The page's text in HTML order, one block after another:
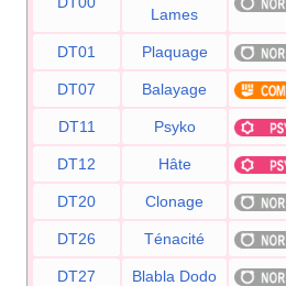
Lames
DT01 Plaquage
DT07 Balayage
DT11 Psyko
DT12 Hâte
DT20 Clonage
DT26 Ténacité
DT27 Blabla Dodo